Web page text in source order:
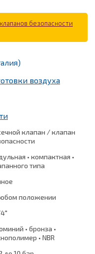
безопасности
воздуха
клапан / клапан
• компактная •
типа
положении
• бронза •
• NBR